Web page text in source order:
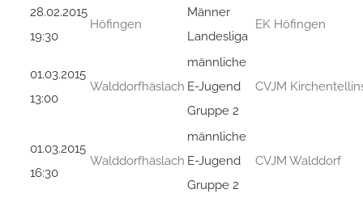
28.02.2015
19:30
Höfingen
Männer
Landesliga
EK Höfingen
01.03.2015
13:00
Walddorfhäslach
männliche
E-Jugend
Gruppe 2
CVJM
01.03.2015
16:30
Walddorfhäslach
männliche
E-Jugend
Gruppe 2
CVJM Walddorf